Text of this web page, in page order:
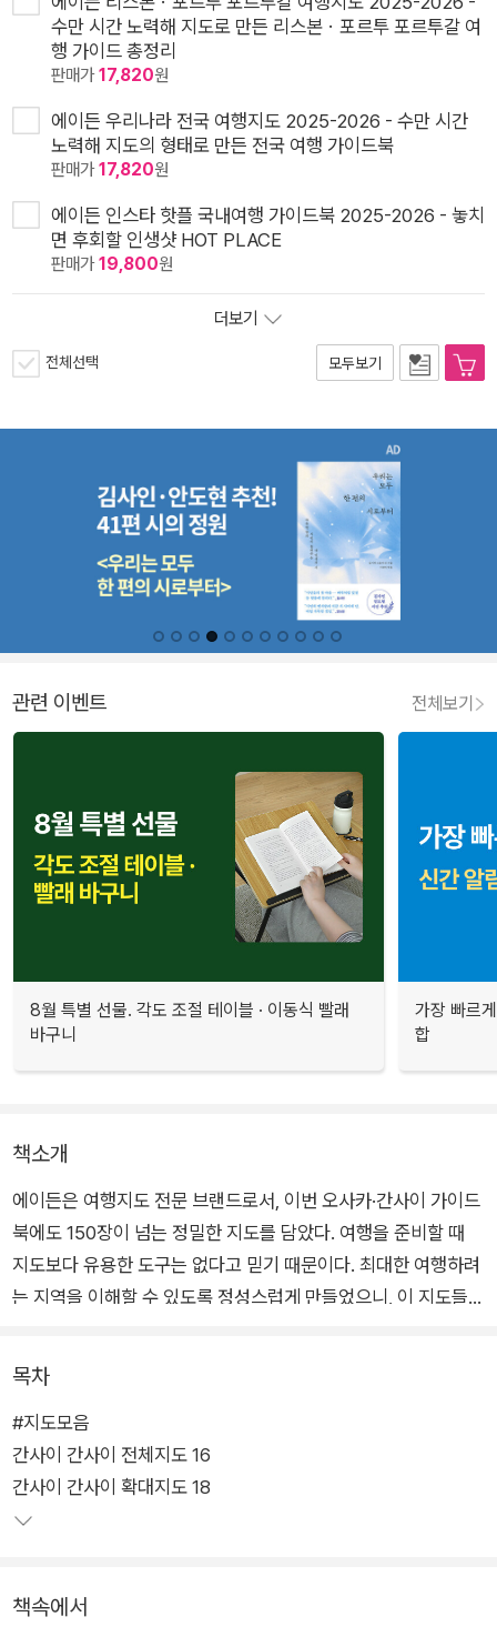
수만 시간 노력해 지도로 만든 리스본ㆍ포르투 포르투갈 여
행 가이드 총정리
판매가17,820원
에이든 우리나라 전국 여행지도 2025-2026 - 수만 시간
노력해 지도의 형태로 만든 전국 여행 가이드북
판매가17,820원
에이든 인스타 핫플 국내여행 가이드북 2025-2026 - 놓치
면 후회할 인생샷 HOT PLACE
판매가19,800원
더보기
전체선택 모두보기
관련 이벤트 전체보기
8월 특별 선물. 각도 조절 테이블 · 이동식 빨래
바구니
가장 빠르
합
책소개
에이든은 여행지도 전문 브랜드로서, 이번 오사카·간사이 가이드
북에도 150장이 넘는 정밀한 지도를 담았다. 여행을 준비할 때
지도보다 유용한 도구는 없다고 믿기 때문이다. 최대한 여행하려
는 지역을 이해할 수 있도록 정성스럽게 만들었으니, 이 지도들을
목차
#지도모음
간사이 간사이 전체지도 16
간사이 간사이 확대지도 18
책속에서